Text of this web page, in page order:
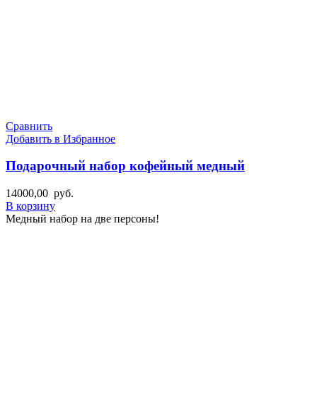
Сравнить
Добавить в Избранное
Подарочный набор кофейный медный
14000,00 руб.
В корзину
Медный набор на две персоны!